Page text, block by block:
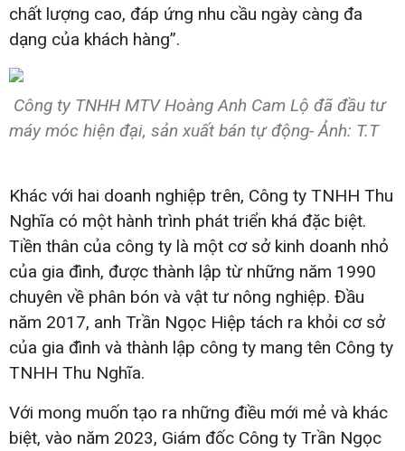
chất lượng cao, đáp ứng nhu cầu ngày càng đa
dạng của khách hàng”.
Công ty TNHH MTV Hoàng Anh Cam Lộ đã đầu tư
máy móc hiện đại, sản xuất bán tự động- Ảnh: T.T
Khác với hai doanh nghiệp trên, Công ty TNHH Thu
Nghĩa có một hành trình phát triển khá đặc biệt.
Tiền thân của công ty là một cơ sở kinh doanh nhỏ
của gia đình, được thành lập từ những năm 1990
chuyên về phân bón và vật tư nông nghiệp. Đầu
năm 2017, anh Trần Ngọc Hiệp tách ra khỏi cơ sở
của gia đình và thành lập công ty mang tên Công ty
TNHH Thu Nghĩa.
Với mong muốn tạo ra những điều mới mẻ và khác
biệt, vào năm 2023, Giám đốc Công ty Trần Ngọc